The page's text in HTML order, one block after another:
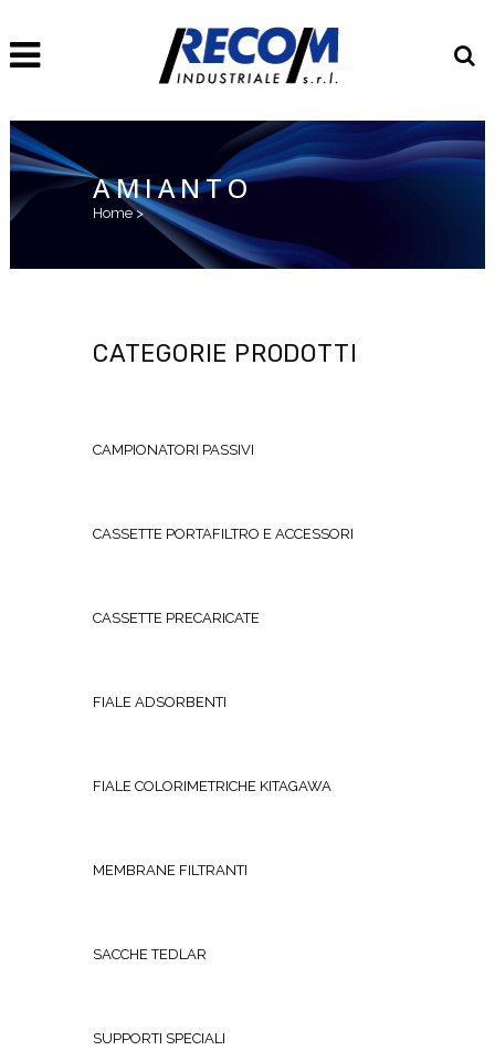
AMIANTO
Home>
CATEGORIE PRODOTTI
CAMPIONATORI PASSIVI
CASSETTE PORTAFILTRO E ACCESSORI
CASSETTE PRECARICATE
FIALE ADSORBENTI
FIALE COLORIMETRICHE KITAGAWA
MEMBRANE FILTRANTI
SACCHE TEDLAR
SUPPORTI SPECIALI